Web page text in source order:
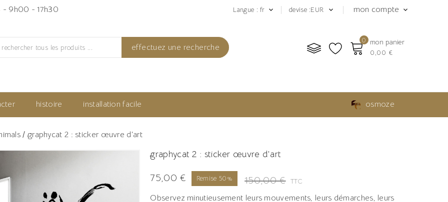
- 9h00 - 17h30 mon compte 
devise :EUR 
Langue : fr 
0 mon panier
0,00 €
effectuez une recherche
histoire installation facile osmoze
graphycat 2 : sticker œuvre d'art
graphycat 2 : sticker œuvre d'art
75,00 € Remise 50% 150,00 € TTC
Observez minutieusement leurs mouvements, leurs démarches, leurs